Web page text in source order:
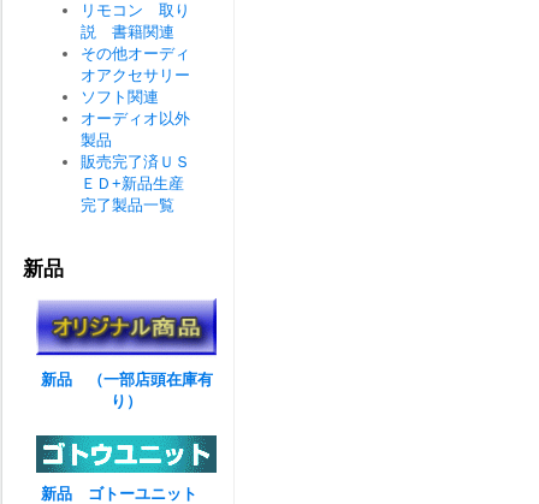
リモコン 取り
説 書籍関連
その他オーディ
オアクセサリー
ソフト関連
オーディオ以外
製品
販売完了済ＵＳ
ＥＤ+新品生産
完了製品一覧
新品
新品 （一部店頭在庫有
り）
新品 ゴトーユニット